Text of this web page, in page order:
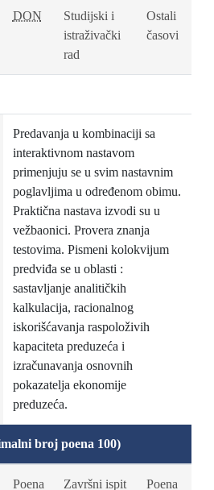
DON
Studijski i
istraživački
rad
Ostali
časovi
Predavanja u kombinaciji sa
interaktivnom nastavom
primenjuju se u svim nastavnim
poglavljima u određenom obimu.
Praktična nastava izvodi su u
vežbaonici. Provera znanja
testovima. Pismeni kolokvijum
predviđa se u oblasti :
sastavljanje analitičkih
kalkulacija, racionalnog
iskorišćavanja raspoloživih
kapaciteta preduzeća i
izračunavanja osnovnih
pokazatelja ekonomije
preduzeća.
broj poena 100)
Poena Završni ispit Poena